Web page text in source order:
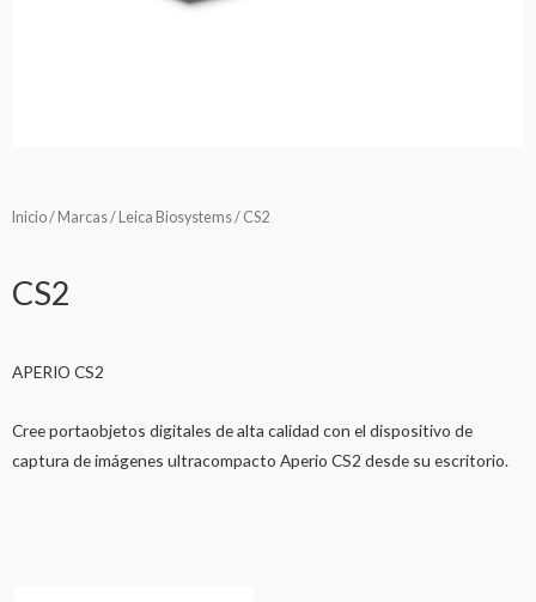
Inicio/ Marcas/ Leica Biosystems/ CS2
CS2
APERIO CS2
Cree portaobjetos digitales de alta calidad con el dispositivo de
captura de imágenes ultracompacto Aperio CS2 desde su escritorio.